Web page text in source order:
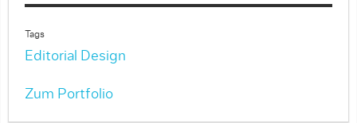
Tags
Editorial Design
Zum Portfolio